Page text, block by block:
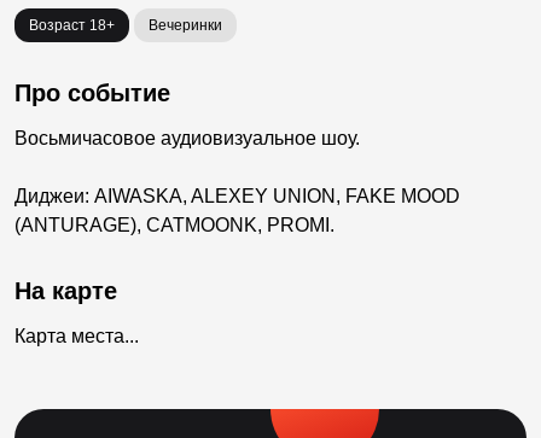
Возраст 18+ Вечеринки
Про событие
Восьмичасовое аудиовизуальное шоу.
Диджеи: AIWASKA, ALEXEY UNION, FAKE MOOD
(ANTURAGE), CATMOONK, PROMI.
На карте
Карта места...